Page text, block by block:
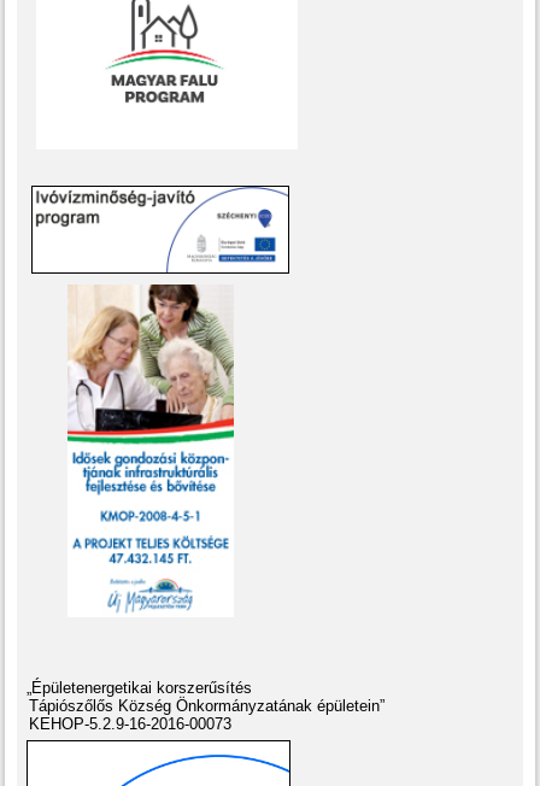
„Épületenergetikai korszerűsítés
Tápiószőlős Község Önkormányzatának épületein”
KEHOP-5.2.9-16-2016-00073